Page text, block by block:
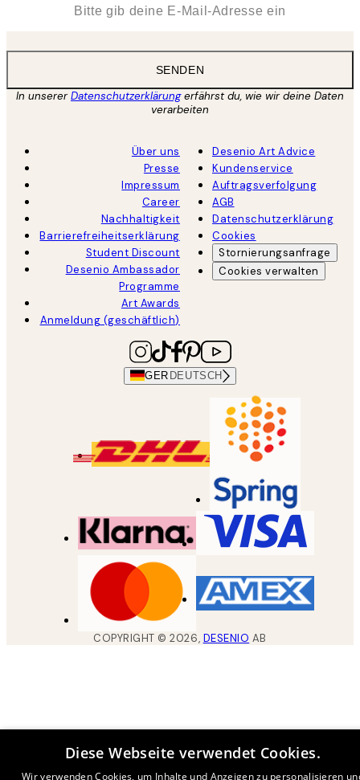
SENDEN
In unsererDatenschutzerklärungerfährst du, wie wir deine Daten
verarbeiten
Über uns
Presse
Impressum
Career
Nachhaltigkeit
Barrierefreiheitserklärung
Student Discount
Desenio Ambassador
Programme
Art Awards
Anmeldung (geschäftlich)
Desenio Art Advice
Kundenservice
Auftragsverfolgung
AGB
Datenschutzerklärung
Cookies
Stornierungsanfrage
Cookies verwalten
GER DEUTSCH
COPYRIGHT ©2026, DESENIO AB
Diese Webseite verwendet Cookies.
Wir verwenden Cookies, um Inhalte und Anzeigen zu personalisieren